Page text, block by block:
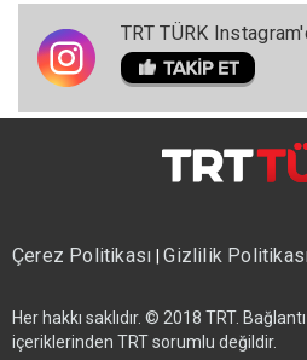
TRT TÜRK
Çerez Politikası|Gizlilik
Her hakkı saklıdır. © 2018 TRT.
içeriklerinden TRT sorumlu değildir.